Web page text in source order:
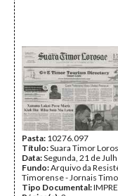
Pasta: 10276.097
Título:Suara Timor
Data:Segunda, 21 de
Fundo:Arquivo da
Timorense - Jornais
Tipo Documental: